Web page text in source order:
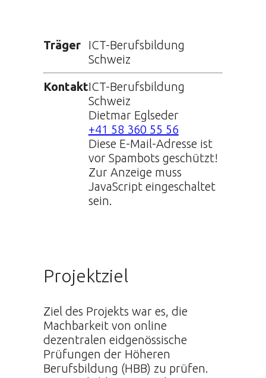
Träger
ICT-Berufsbildung
Schweiz
KontaktICT-Berufsbildung
Schweiz
Dietmar Eglseder
+41 58 360 55 56
Diese E-Mail-Adresse ist
vor Spambots geschützt!
Zur Anzeige muss
JavaScript eingeschaltet
sein.
Projektziel
Ziel des Projekts war es, die
Machbarkeit von online
dezentralen eidgenössische
Prüfungen der Höheren
Berufsbildung (HBB) zu prüfen.